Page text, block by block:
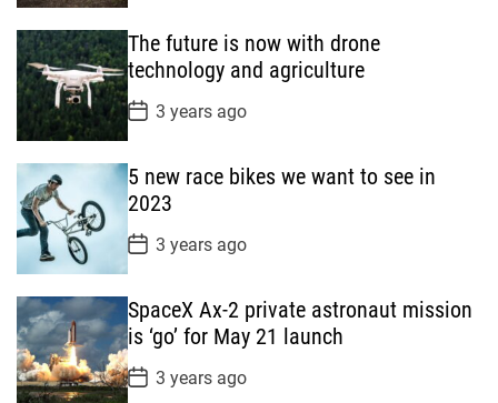
s
t
D
a
t
e
The future is now with drone
technology and agriculture
P
o
s
t
D
a
t
e
3 years ago
5 new race bikes we want to see in
2023
P
o
s
t
D
a
t
e
3 years ago
SpaceX Ax-2 private astronaut mission
is ‘go’ for May 21 launch
P
o
3 years ago